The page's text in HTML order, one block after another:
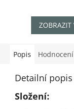
ZOBRAZIT
Popis Hodnocení
Detailní
Složení: